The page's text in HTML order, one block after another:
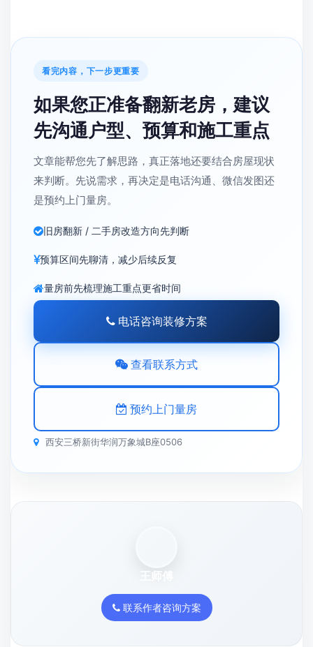
看完内容，下一步更重要
如果您正准备翻新老房，建议
先沟通户型、预算和施工重点
文章能帮您先了解思路，真正落地还要结合房屋现状
来判断。先说需求，再决定是电话沟通、微信发图还
是预约上门量房。
旧房翻新 / 二手房改造方向先判断
预算区间先聊清，减少后续反复
量房前先梳理施工重点更省时间
电话咨询装修方案
查看联系方式
预约上门量房
西安三桥新街华润万象城B座0506
王师傅
联系作者咨询方案